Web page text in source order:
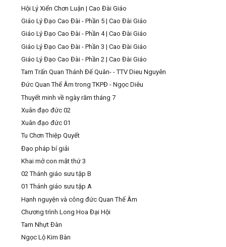
Hội Lý Xiển Chơn Luận | Cao Đài Giáo
Giáo Lý Đạo Cao Đài - Phần 5 | Cao Đài Giáo
Giáo Lý Đạo Cao Đài - Phần 4 | Cao Đài Giáo
Giáo Lý Đạo Cao Đài - Phần 3 | Cao Đài Giáo
Giáo Lý Đạo Cao Đài - Phần 2 | Cao Đài Giáo
Tam Trấn Quan Thánh Đế Quân- - TTV Dieu Nguyên
Đức Quan Thế Âm trong TKPĐ - Ngọc Diêu
Thuyết minh về ngày răm tháng 7
Xuân đạo đức 02
Xuân đạo đức 01
Tu Chơn Thiệp Quyết
Đạo pháp bí giải
Khai mở con mắt thứ 3
02 Thánh giáo sưu tập B
01 Thánh giáo sưu tập A
Hạnh nguyện và công đức Quan Thế Âm
Chương trình Long Hoa Đại Hội
Tam Nhựt Đàn
Ngọc Lộ Kim Bàn